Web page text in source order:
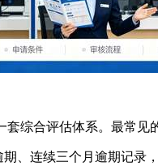
综合评估体系。最常见
、连续三个月逾期记